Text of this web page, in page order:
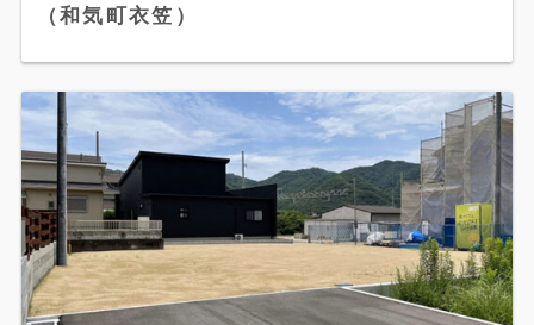
（和気町衣笠）